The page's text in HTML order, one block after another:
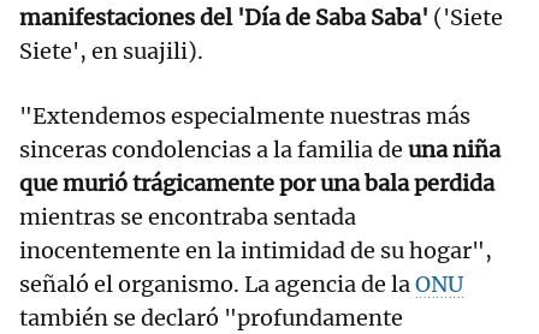
manifestaciones del 'Día de Saba Saba' ('Siete
Siete', en suajili).
"Extendemos especialmente nuestras más
sinceras condolencias a la familia de una niña
que murió trágicamente por una bala perdida
mientras se encontraba sentada
inocentemente en la intimidad de su hogar",
señaló el organismo. La agencia de laONU
también se declaró "profundamente